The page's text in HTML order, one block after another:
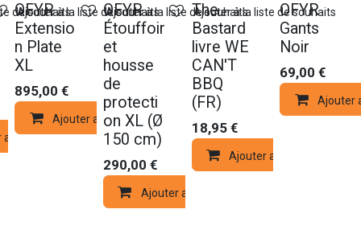
au panier
OFYR
Extensio
n Plate
XL
895,00 €
Ajouter au panier
de souhaits
OFYR
Étouffoir
et
housse
de
protecti
on XL (Ø
150 cm)
290,00 €
Ajouter au panier
Ajouter à la liste de souhaits
The
Bastard
livre WE
CAN'T
BBQ
(FR)
18,95€
Ajouter au panier
Ajouter à la liste de souhaits
OFYR
Gants
Noir
69,00 €
Ajouter
Ajouter à la liste de souhaits